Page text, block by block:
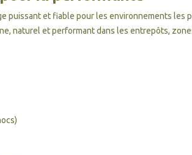
puissant et fiable pour les environnements les
naturel et performant dans les entrepôts,